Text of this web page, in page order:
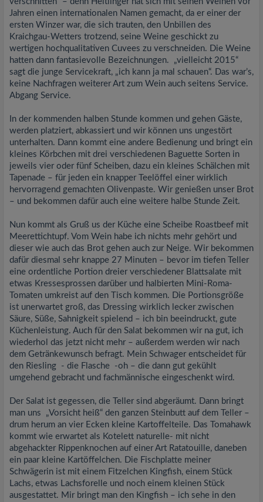
Jahren einen internationalen Namen gemacht, da er einer der
ersten Winzer war, die sich trauten, den Unbillen des
Kraichgau-Wetters trotzend, seine Weine geschickt zu
wertigen hochqualitativen Cuvees zu verschneiden. Die Weine
hatten dann fantasievolle Bezeichnungen. „vielleicht 2015“
sagt die junge Servicekraft, „ich kann ja mal schauen“. Das war’s,
keine Nachfragen weiterer Art zum Wein auch seitens Service.
Abgang Service.
In der kommenden halben Stunde kommen und gehen Gäste,
werden platziert, abkassiert und wir können uns ungestört
unterhalten. Dann kommt eine andere Bedienung und bringt ein
kleines Körbchen mit drei verschiedenen Baguette Sorten in
jeweils vier oder fünf Scheiben, dazu ein kleines Schälchen mit
Tapenade – für jeden ein knapper Teelöffel einer wirklich
hervorragend gemachten Olivenpaste. Wir genießen unser Brot
– und bekommen dafür auch eine weitere halbe Stunde Zeit.
Nun kommt als Gruß us der Küche eine Scheibe Roastbeef mit
Meerettichtupf. Vom Wein habe ich nichts mehr gehört und
dieser wie auch das Brot gehen auch zur Neige. Wir bekommen
dafür diesmal sehr knappe 27 Minuten – bevor im tiefen Teller
eine ordentliche Portion dreier verschiedener Blattsalate mit
etwas Kressesprossen darüber und halbierten Mini-Roma-
Tomaten umkreist auf den Tisch kommen. Die Portionsgröße
ist unerwartet groß, das Dressing wirklich lecker zwischen
Säure, Süße, Sahnigkeit spielend – ich bin beeindruckt, gute
Küchenleistung. Auch für den Salat bekommen wir na gut, ich
wiederhol das jetzt nicht mehr – außerdem werden wir nach
dem Getränkewunsch befragt. Mein Schwager entscheidet für
den Riesling - die Flasche -oh – die dann gut gekühlt
umgehend gebracht und fachmännische eingeschenkt wird.
Der Salat ist gegessen, die Teller sind abgeräumt. Dann bringt
man uns „Vorsicht heiß“ den ganzen Steinbutt auf dem Teller –
drum herum an vier Ecken kleine Kartoffelteile. Das Tomahawk
kommt wie erwartet als Kotelett naturelle- mit nicht
abgehackter Rippenknochen auf einer Art Ratatouille, daneben
ein paar kleine Kartöffelchen. Die Fischplatte meiner
Schwägerin ist mit einem Fitzelchen Kingfish, einem Stück
Lachs, etwas Lachsforelle und noch einem kleinen Stück
ausgestattet. Mir bringt man den Kingfish – ich sehe in den